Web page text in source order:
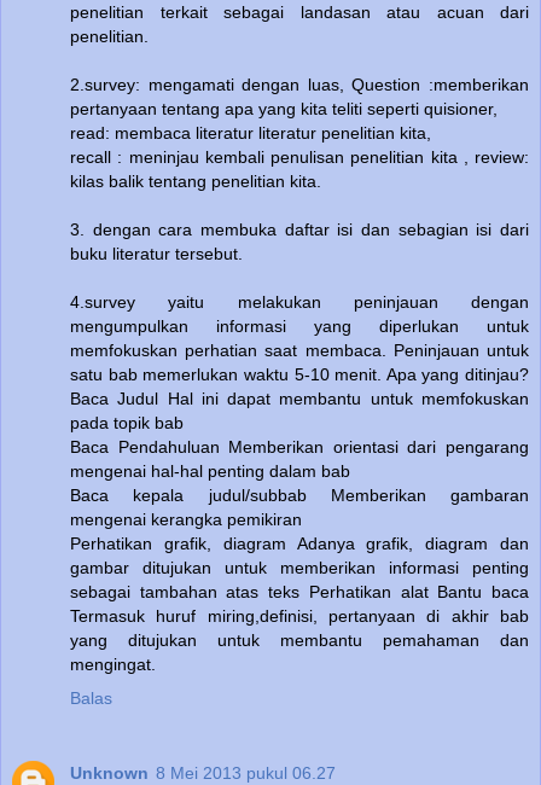
penelitian terkait sebagai landasan atau acuan dari
penelitian.
2.survey: mengamati dengan luas, Question :memberikan
pertanyaan tentang apa yang kita teliti seperti quisioner,
read: membaca literatur literatur penelitian kita,
recall : meninjau kembali penulisan penelitian kita , review:
kilas balik tentang penelitian kita.
3. dengan cara membuka daftar isi dan sebagian isi dari
buku literatur tersebut.
4.survey yaitu melakukan peninjauan dengan
mengumpulkan informasi yang diperlukan untuk
memfokuskan perhatian saat membaca. Peninjauan untuk
satu bab memerlukan waktu 5-10 menit. Apa yang ditinjau?
Baca Judul Hal ini dapat membantu untuk memfokuskan
pada topik bab
Baca Pendahuluan Memberikan orientasi dari pengarang
mengenai hal-hal penting dalam bab
Baca kepala judul/subbab Memberikan gambaran
mengenai kerangka pemikiran
Perhatikan grafik, diagram Adanya grafik, diagram dan
gambar ditujukan untuk memberikan informasi penting
sebagai tambahan atas teks Perhatikan alat Bantu baca
Termasuk huruf miring,definisi, pertanyaan di akhir bab
yang ditujukan untuk membantu pemahaman dan
mengingat.
Balas
Unknown 8 Mei 2013 pukul 06.27